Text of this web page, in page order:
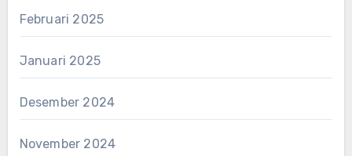
Februari 2025
Januari 2025
Desember 2024
November 2024